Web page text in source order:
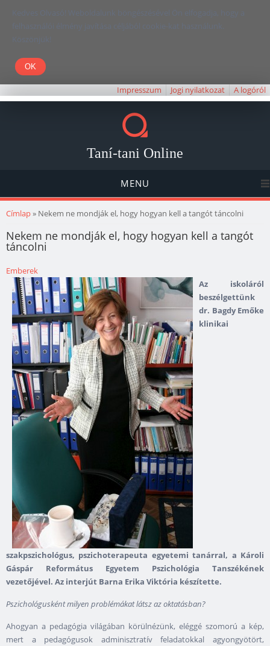
Kedves Olvasó! Weboldalunk böngészésével Ön elfogadja, hogy a
felhasználói élmény javítása céljából cookie-kat használunk.
Köszönjük!
Impresszum Jogi nyilatkozat A logóról
Taní-tani Online
MENU
Jelenlegi hely
Címlap» Nekem ne mondják el, hogy hogyan kell a tangót táncolni
Nekem ne mondják el, hogy hogyan kell a tangót
táncolni
Emberek
Az iskoláról
beszélgettünk
dr. Bagdy Emőke
klinikai
szakpszichológus, pszichoterapeuta egyetemi tanárral, a Károli
Gáspár Református Egyetem Pszichológia Tanszékének
vezetőjével. Az interjút Barna Erika Viktória készítette.
Pszichológusként milyen problémákat látsz az oktatásban?
Ahogyan a pedagógia világában körülnézünk, eléggé szomorú a kép,
mert a pedagógusok adminisztratív feladatokkal agyongyötört,